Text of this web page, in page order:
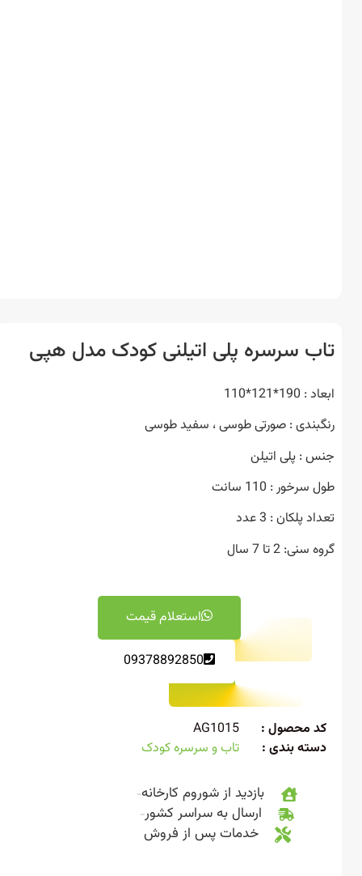
سرسره پلی اتیلنی کودک مدل هپی
: صورتی طوسی ، سفید طوسی
: پلی اتیلن
: 110 سانت
پلکان : 3 عدد
2 تا 7 سال
استعلام قیمت
09378892850
محصول :
AG1015
بندی :
تاب و سرسره کودک
بازدید از شوروم کارخانه
ارسال به سراسر کشور
خدمات پس از فروش